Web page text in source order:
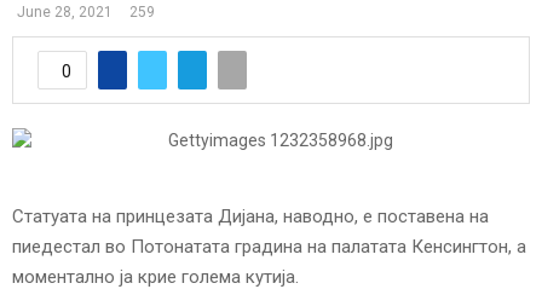
M
A
Y
June 28, 2021 259
0
Статуата на принцезата Дијана, наводно, е поставена на
пиедестал во Потонатата градина на палатата Кенсингтон, а
моментално ја крие голема кутија.